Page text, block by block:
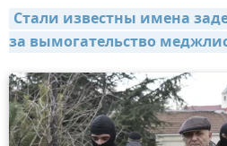
Стали известны имена
за вымогательство